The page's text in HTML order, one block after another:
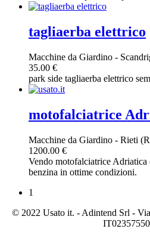
tagliaerba elettrico
Macchine da Giardino -
35.00 €
park side tagliaerba elettrico
motofalciatrice
Macchine da Giardino - Rieti
1200.00 €
Vendo motofalciatrice
benzina in ottime condizioni.
1
© 2022 Usato it. - Adintend Srl -